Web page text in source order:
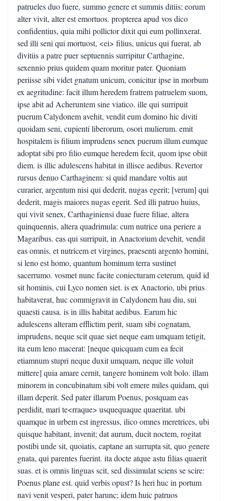
patrueles duo fuere, summo genere et summis ditiis; eorum
alter vivit, alter est emortuos. propterea apud vos dico
confidentius, quia mihi pollictor dixit qui eum pollinxerat.
sed illi seni qui mortuost, <ei> filius, unicus qui fuerat, ab
divitiis a patre puer septuennis surripitur Carthagine,
sexennio prius quidem quam moritur pater. Quoniam
periisse sibi videt gnatum unicum, conicitur ipse in morbum
ex aegritudine: facit illum heredem fratrem patruelem suom,
ipse abit ad Acheruntem sine viatico. ille qui surripuit
puerum Calydonem avehit, vendit eum domino hic diviti
quoidam seni, cupienti liberorum, osori mulierum. emit
hospitalem is filium imprudens senex puerum illum eumque
adoptat sibi pro filio eumque heredem fecit, quom ipse obiit
diem. is illic adulescens habitat in illisce aedibus. Revertor
rursus denuo Carthaginem: si quid mandare voltis aut
curarier, argentum nisi qui dederit, nugas egerit; [verum] qui
dederit, magis maiores nugas egerit. Sed illi patruo huius,
qui vivit senex, Carthaginiensi duae fuere filiae, altera
quinquennis, altera quadrimula: cum nutrice una periere a
Magaribus. eas qui surripuit, in Anactorium devehit, vendit
eas omnis, et nutricem et virgines, praesenti argento homini,
si leno est homo, quantum hominum terra sustinet
sacerrumo. vosmet nunc facite coniecturam ceterum, quid id
sit hominis, cui Lyco nomen siet. is ex Anactorio, ubi prius
habitaverat, huc commigravit in Calydonem hau diu, sui
quaesti causa. is in illis habitat aedibus. Earum hic
adulescens alteram efflictim perit, suam sibi cognatam,
imprudens, neque scit quae siet neque eam umquam tetigit,
ita eum leno macerat: [neque quicquam cum ea fecit
etiamnum stupri neque duxit umquam, neque ille voluit
mittere] quia amare cernit, tangere hominem volt bolo. illam
minorem in concubinatum sibi volt emere miles quidam, qui
illam deperit. Sed pater illarum Poenus, postquam eas
perdidit, mari te<rraque> usquequaque quaeritat. ubi
quamque in urbem est ingressus, ilico omnes meretrices, ubi
quisque habitant, invenit; dat aurum, ducit noctem, rogitat
postibi unde sit, quoiatis, captane an surrupta sit, quo genere
gnata, qui parentes fuerint. ita docte atque astu filias quaerit
suas. et is omnis linguas scit, sed dissimulat sciens se scire:
Poenus plane est. quid verbis opust? Is heri huc in portum
navi venit vesperi, pater harunc; idem huic patruos